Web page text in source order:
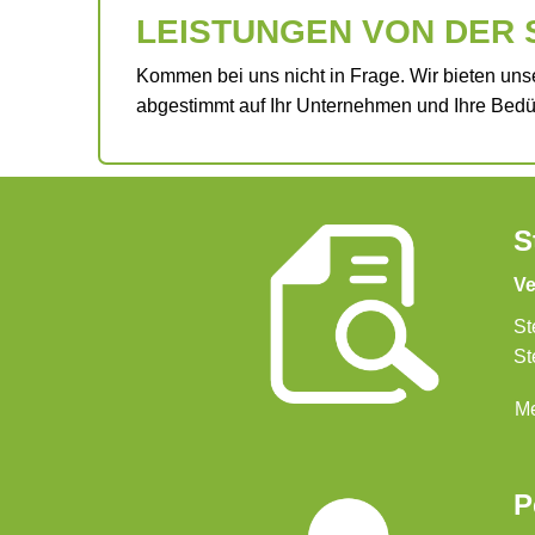
LEISTUNGEN VON DER
Kommen bei uns nicht in Frage. Wir bieten
abgestimmt auf Ihr Unternehmen und Ihre